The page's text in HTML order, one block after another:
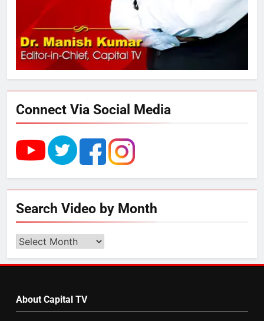
8
चुनाव से पहले लालू परिवार पर बड़ा झटका,
दिल्ली कोर्ट ने IRCTC घोटाले में आरोप
तय किए
Connect Via Social Media
Search Video by Month
Search
by
About Capital TV